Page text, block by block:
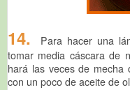
14.
Para hacer una
tomar media cáscara de
hará las veces de
con un poco de aceite de